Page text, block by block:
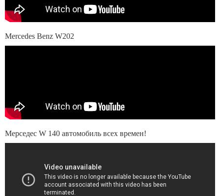
Mercedes Benz W202
Мерседес W 140 автомобиль всех времен!